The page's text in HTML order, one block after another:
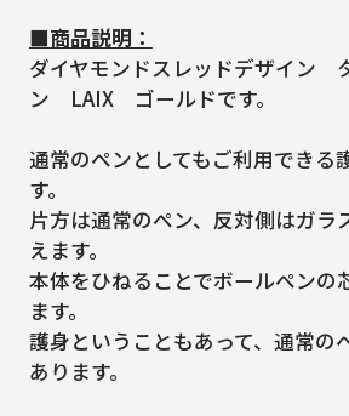
■商品説明：
ダイヤモンドスレッドデザイン
ン LAIX ゴールドです。
通常のペンとしてもご利用できる
す。
片方は通常のペン、反対側はガラ
えます。
本体をひねることでボールペンの
ます。
護身ということもあって、通常の
あります。